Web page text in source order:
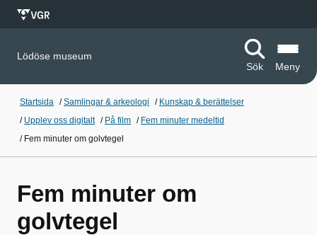
Lödöse museum
Sök
Meny
Startsida /Samlingar & arkeologi / Kunskap & berättelser
/ Upplev oss digitalt / På film / Fem minuter medeltid
/ Fem minuter om golvtegel
Fem minuter om
golvtegel